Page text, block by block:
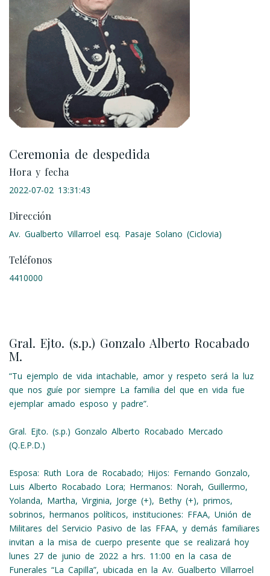
Ceremonia de despedida
Hora y fecha
2022-07-02 13:31:43
Dirección
Av. Gualberto Villarroel esq. Pasaje Solano (Ciclovia)
Teléfonos
4410000
Gral. Ejto. (s.p.) Gonzalo Alberto Rocabado
M.
“Tu ejemplo de vida intachable, amor y respeto será la luz
que nos guíe por siempre La familia del que en vida fue
ejemplar amado esposo y padre”.
Gral. Ejto. (s.p.) Gonzalo Alberto Rocabado Mercado
(Q.E.P.D.)
Esposa: Ruth Lora de Rocabado; Hijos: Fernando Gonzalo,
Luis Alberto Rocabado Lora; Hermanos: Norah, Guillermo,
Yolanda, Martha, Virginia, Jorge (+), Bethy (+), primos,
sobrinos, hermanos políticos, instituciones: FFAA, Unión de
Militares del Servicio Pasivo de las FFAA, y demás familiares
invitan a la misa de cuerpo presente que se realizará hoy
lunes 27 de junio de 2022 a hrs. 11:00 en la casa de
Funerales “La Capilla”, ubicada en la Av. Gualberto Villarroel